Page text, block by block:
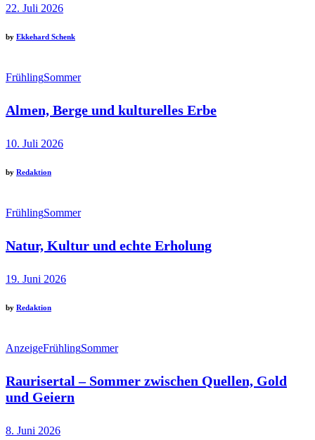
22. Juli 2026
by Ekkehard Schenk
FrühlingSommer
Almen, Berge und kulturelles Erbe
10. Juli 2026
by Redaktion
FrühlingSommer
Natur, Kultur und echte Erholung
19. Juni 2026
by Redaktion
AnzeigeFrühlingSommer
Raurisertal – Sommer zwischen Quellen, Gold
und Geiern
8. Juni 2026